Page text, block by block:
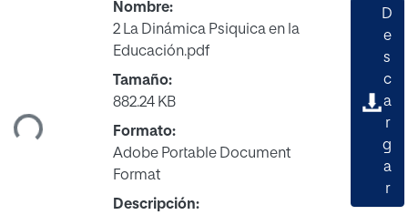
Nombre:
2 La Dinámica Psiquica en la
Educación.pdf
Tamaño:
882.24 KB
Formato:
Adobe Portable Document
Format
Descripción:
D
e
s
c
a
r
g
a
r